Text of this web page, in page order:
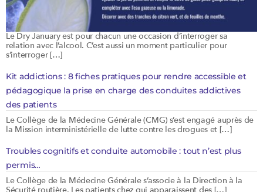
Le Dry January est pour chacun une occasion d’interroger sa
relation avec l’alcool. C’est aussi un moment particulier pour
s’interroger […]
Kit addictions : 8 fiches pratiques pour rendre accessible et
pédagogique la prise en charge des conduites addictives
des patients
Le Collège de la Médecine Générale (CMG) s’est engagé auprès de
la Mission interministérielle de lutte contre les drogues et […]
Troubles cognitifs et conduite automobile : tout n’est plus
permis…
Le Collège de la Médecine Générale s’associe à la Direction à la
Sécurité routière. Les patients chez qui apparaissent des […]